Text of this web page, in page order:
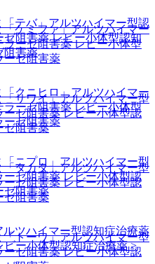
「テバ」アルツハイマー型認
阻害薬 レビー小体型認知
阻害薬
「クニヒロ」アルツハイマー
ーゼ阻害薬 レビー小体型
ーゼ阻害薬
ニプロ」 アルツハイマー型
ゼ阻害薬 レビー小体型認
ゼ阻害薬
ルツハイマー型認知症治療薬
ー小体型認知症治療薬 >
「ケミファ」アルツハイマー
ーゼ阻害薬 レビー小体型
ーゼ阻害薬
「サワイ」アルツハイマー型
ゼ阻害薬 レビー小体型認
ゼ阻害薬
「タカタ」アルツハイマー型
ゼ阻害薬 レビー小体型認
ゼ阻害薬
「トーワ」アルツハイマー型
ゼ阻害薬 レビー小体型認